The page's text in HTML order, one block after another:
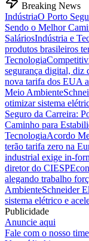
Breaking News
IndústriaO Porto
Sendo o Melhor
SaláriosIndústria e
produtos brasileiros
Tecnologia
segurança digital, diz
nova tarifa dos EUA
Meio Ambiente
otimizar sistema
Seguro da Carreira:
Caminho para
TecnologiaAcordo
terão tarifa zero na
industrial exige in-
diretor do CIESP
alegando trabalho
AmbienteSchneider
sistema elétrico e
Publicidade
Anuncie aqui
Fale com o nosso